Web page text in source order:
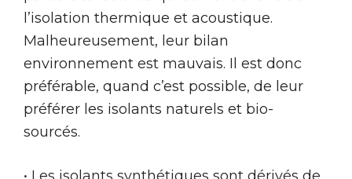
l’isolation thermique et acoustique.
Malheureusement, leur bilan
environnement est mauvais. Il est donc
préférable, quand c’est possible, de leur
préférer les isolants naturels et bio-
sourcés.